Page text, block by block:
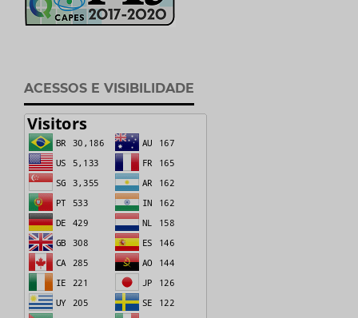
ACESSOS E VISIBILIDADE